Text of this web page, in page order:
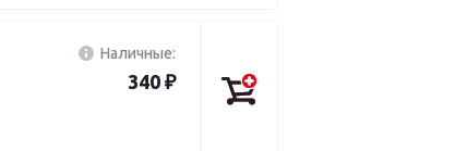
Наличные:
340 ₽